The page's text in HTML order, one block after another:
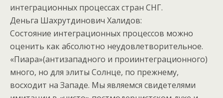
интеграционных процессах стран СНГ.
Деньга Шахрутдинович Халидов:
Состояние интеграционных процессов можно
оценить как абсолютно неудовлетворительное.
«Пиара»(антизападного и проиинтеграционного)
много, но для элиты Солнце, по прежнему,
восходит на Западе. Мы являемся свидетелями